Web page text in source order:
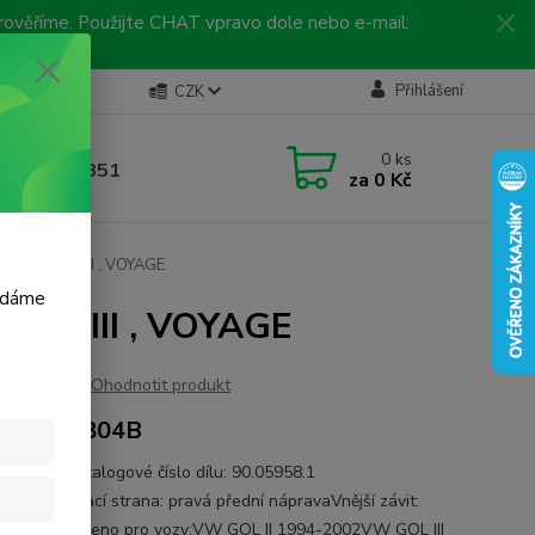
Použijte CHAT vpravo dole nebo e-mail:
Kontakty CZK Přihlášení
linka
792 217 851
9-16 hod.)
0 ks
za 0 Kč
GOL II , III , VOYAGE
II , III , VOYAGE
Ohodnotit produkt
RTS Katalogové číslo dílu: 90.05958.1
strana: pravá přední nápravaVnější závit:
mm Určeno pro vozy:VW GOL II 1994-2002VW GOL III